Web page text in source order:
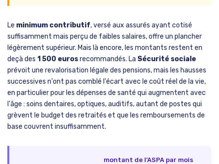
Le minimum contributif, versé aux assurés ayant cotisé
suffisamment mais perçu de faibles salaires, offre un plancher
légèrement supérieur. Mais là encore, les montants restent en
deçà des 1 500 eurosrecommandés. La Sécurité sociale
prévoit une revalorisation légale des pensions, mais les hausses
successives n'ont pas comblé l'écart avec le coût réel de la vie,
en particulier pour les dépenses de santé qui augmentent avec
l'âge : soins dentaires, optiques, auditifs, autant de postes qui
grèvent le budget des retraités et que les remboursements de
base couvrent insuffisamment.
montant de l’ASPA par mois